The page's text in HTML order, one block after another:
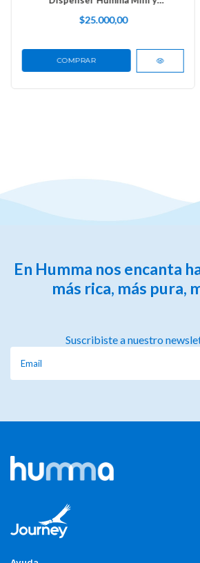
Heladera Modelos SS
$25.000,00
En Humma nos encanta
más rica, más pura,
Suscribiste a nuestro